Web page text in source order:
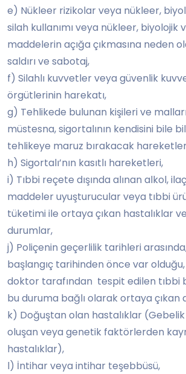
e) Nükleer rizikolar veya nükleer,
silah kullanımı veya nükleer, biyolojik
maddelerin açığa çıkmasına neden
saldırı ve sabotaj,
f) Silahlı kuvvetler veya güvenlik
örgütlerinin harekatı,
g) Tehlikede bulunan kişileri ve
müstesna, sigortalının kendisini bile
tehlikeye maruz bırakacak
h) Sigortalı’nın kasıtlı hareketleri,
i) Tıbbi reçete dışında alınan alkol,
maddeler uyuşturucular veya tıbbi
tüketimi ile ortaya çıkan hastalıklar
durumlar,
j) Poliçenin geçerlilik tarihleri
başlangıç tarihinden önce var
doktor tarafından tespit edilen tıbbi
bu duruma bağlı olarak ortaya çıkan
k) Doğuştan olan hastalıklar (Gebelik
oluşan veya genetik faktörlerden
hastalıklar),
l) İntihar veya intihar teşebbüsü,